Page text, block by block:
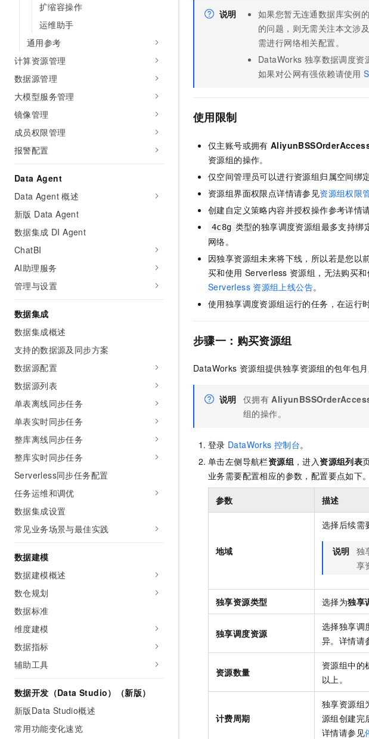
扩缩容操作
运维助手
通用参考
计算资源管理
数据源管理
大模型服务管理
镜像管理
成员权限管理
报警配置
Data Agent
Data Agent 概述
新版 Data Agent
数据集成 DI Agent
ChatBI
AI助理服务
管理与设置
数据集成
数据集成概述
支持的数据源及同步方案
数据源配置
数据源列表
单表离线同步任务
单表实时同步任务
整库离线同步任务
整库实时同步任务
Serverless同步任务配置
任务运维和调优
数据集成设置
常见业务场景与最佳实践
数据建模
数据建模概述
数仓规划
数据标准
维度建模
数据指标
辅助工具
数据开发（Data Studio）（新版）
新版Data Studio概述
常用功能变化速览
说明
如果您暂无连通数据库实例
的问题，则无需关注本文涉
需进行网络相关配置。
DataWorks 独享数据调度资
如果对公网有强依赖请使用
使用限制
仅主账号或拥有
资源组的操作。
仅空间管理员可以进行资源组归属空间绑
资源组界面权限点详情请参见资源组权限
创建自定义策略内容并授权操作参考详情
4c8g 类型的独享调度资源组最多支持绑
网络。
因独享资源组未来将下线，所以若是您以
买和使用 Serverless 资源组，无法购买
Serverless 资源组上线公告。
使用独享调度资源组运行的任务，在运行
步骤一：购买资源组
DataWorks 资源组提供独享资源组的包年包
说明 仅拥有
组的操作。
登录 DataWorks 控制台。
单击左侧导航栏资源组 ，进入资源组列表
业务需要配置相应的参数，配置要点如下。
参数 描述
地域
选择后续需
说明 独
享
独享资源类型 选择为独享
独享调度资源
选择独享调
异。详情请
资源数量
资源组中的
以上。
计费周期
独享资源组
源组创建完
详情请参见